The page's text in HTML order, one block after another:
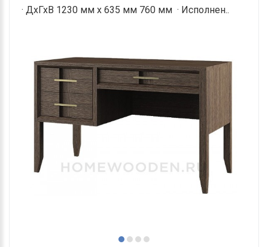
· ДхГхВ 1230 мм х 635 мм 760 мм · Исполнен..